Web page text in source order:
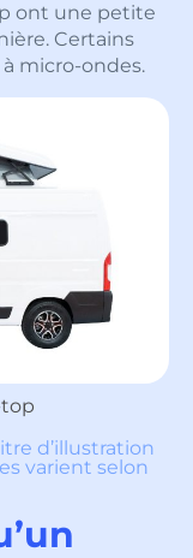
ont une petite
Certains
micro-ondes.
d’illustration
varient selon